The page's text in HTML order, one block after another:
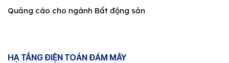
Quảng cáo cho ngành Bất động sản
HẠ TẦNG ĐIỆN TOÁN ĐÁM MÂY